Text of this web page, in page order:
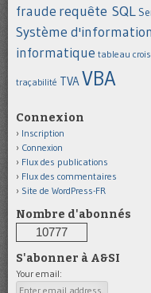
fraude requête SQL
Système d'information
informatique tableau
traçabilité TVA VBA
Connexion
Inscription
Connexion
Flux des publications
Flux des commentaires
Site de WordPress-FR
Nombre d'abonnés
10777
S'abonner à A&SI
Your email: